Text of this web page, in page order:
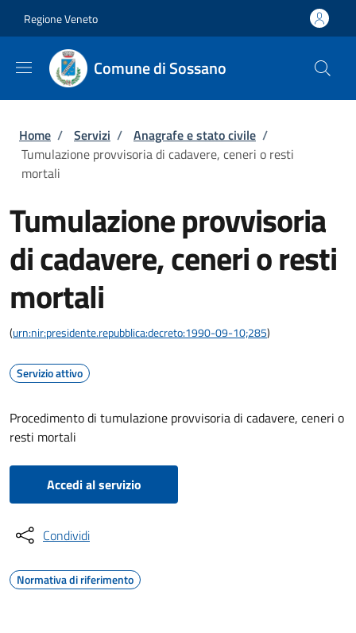
Regione Veneto
Comune di Sossano
Briciole di pane
Home / Servizi / Anagrafe e stato civile /
Tumulazione provvisoria di cadavere, ceneri o resti
mortali
Tumulazione provvisoria
di cadavere, ceneri o resti
mortali
(urn:nir:presidente.repubblica:decreto:1990-09-10;285)
Servizio attivo
Procedimento di tumulazione provvisoria di cadavere, ceneri o
resti mortali
Accedi al servizio
Condividi
Normativa di riferimento